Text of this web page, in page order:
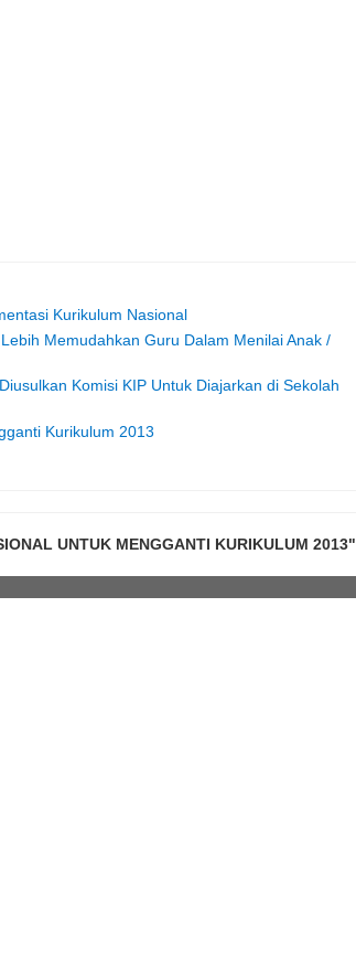
Kurikulum Nasional
Memudahkan Guru Dalam Menilai Anak /
Komisi KIP Untuk Diajarkan di Sekolah
Kurikulum 2013
UNTUK MENGGANTI KURIKULUM 2013"